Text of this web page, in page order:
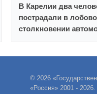
В Карелии два
пострадали в
столкновении
© 2026
«Россия» 2001 -